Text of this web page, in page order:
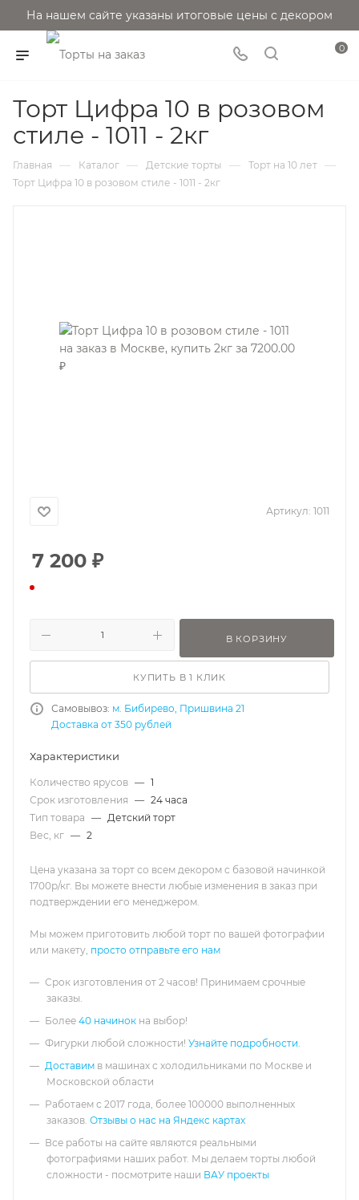
На нашем сайте указаны итоговые цены с декором
0
Торт Цифра 10 в розовом
стиле - 1011 - 2кг
Главная — Каталог — Детские торты — Торт на 10 лет —
Торт Цифра 10 в розовом стиле - 1011 - 2кг
Артикул: 1011
7 200 ₽
В КОРЗИНУ
КУПИТЬ В 1 КЛИК
Самовывоз: м. Бибирево, Пришвина 21
Доставка от 350 рублей
Характеристики
Количество ярусов — 1
Срок изготовления — 24 часа
Тип товара — Детский торт
Вес, кг — 2
Цена указана за торт со всем декором с базовой начинкой
1700р/кг. Вы можете внести любые изменения в заказ при
подтверждении его менеджером.
Мы можем приготовить любой торт по вашей фотографии
или макету, просто отправьте его нам
Срок изготовления от 2 часов! Принимаем срочные
заказы.
Более 40 начинок на выбор!
Фигурки любой сложности! Узнайте подробности.
Доставим в машинах с холодильниками по Москве и
Московской области
Работаем с 2017 года, более 100000 выполненных
заказов. Отзывы о нас на Яндекс картах
Все работы на сайте являются реальными
фотографиями наших работ. Мы делаем торты любой
сложности - посмотрите наши ВАУ проекты